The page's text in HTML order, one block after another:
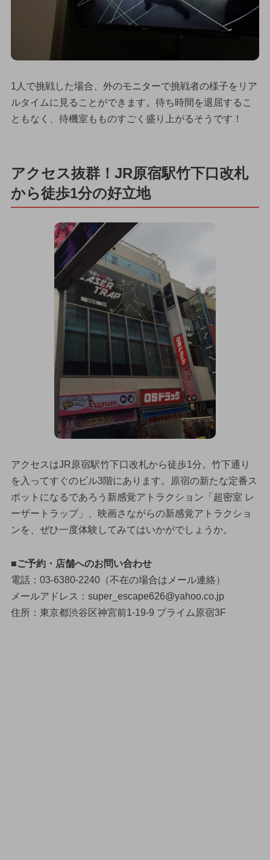
1人で挑戦した場合、外のモニターで挑戦者の様子をリア
ルタイムに見ることができます。待ち時間を退屈するこ
ともなく、待機室もものすごく盛り上がるそうです！
アクセス抜群！JR原宿駅竹下口改札
から徒歩1分の好立地
アクセスはJR原宿駅竹下口改札から徒歩1分。竹下通り
を入ってすぐのビル3階にあります。原宿の新たな定番ス
ポットになるであろう新感覚アトラクション「超密室 レ
ーザートラップ」、映画さながらの新感覚アトラクショ
ンを、ぜひ一度体験してみてはいかがでしょうか。
■ご予約・店舗へのお問い合わせ
電話：03-6380-2240（不在の場合はメール連絡）
メールアドレス：super_escape626@yahoo.co.jp
住所：東京都渋谷区神宮前1-19-9 プライム原宿3F